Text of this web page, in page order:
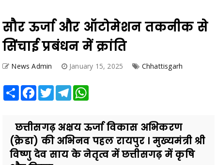
सौर ऊर्जा और ऑटोमेशन तकनीक से
सिंचाई प्रबंधन में क्रांति
News Admin January 15, 2025 Chhattisgarh
Share Facebook
TwitterTelegram
छत्तीसगढ़ अक्षय ऊर्जा विकास अभिकरण
(क्रेडा) की अभिनव पहल रायपुर । मुख्यमंत्री श्री
विष्णु देव साय के नेतृत्व में छत्तीसगढ़ में कृषि